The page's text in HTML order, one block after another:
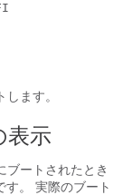
ます。
表示
ブートされたとき
す。 実際のブート